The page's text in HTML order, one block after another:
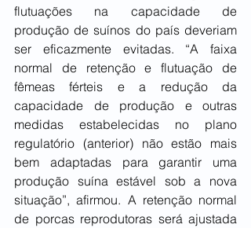
flutuações na capacidade de
produção de suínos do país deveriam
ser eficazmente evitadas. “A faixa
normal de retenção e flutuação de
fêmeas férteis e a redução da
capacidade de produção e outras
medidas estabelecidas no plano
regulatório (anterior) não estão mais
bem adaptadas para garantir uma
produção suína estável sob a nova
situação”, afirmou. A retenção normal
de porcas reprodutoras será ajustada